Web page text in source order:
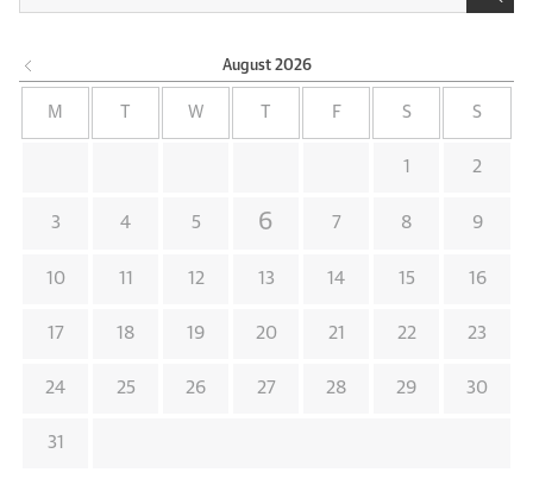
August 2026
M W F S S
1 2
3 4 5 6 7 8 9
10 11 12 13 14 15 16
17 18 19 20 21 22 23
24 25 26 27 28 29 30
31